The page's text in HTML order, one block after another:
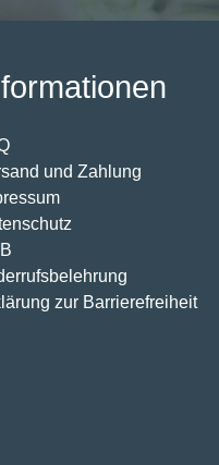
und Zahlung
zur Barrierefreiheit